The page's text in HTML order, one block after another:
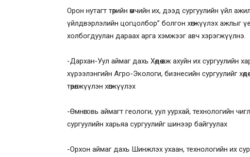
Орон нутагт төрийн өмчийн их, дээд сургуулийн үйл
үйлдвэрлэлийн цогцолбор” болгон хөгжүүлэх ажлыг
холбогдуулан дараах арга хэмжээг авч хэрэгжүүлнэ.
-Дархан-Уул аймаг дахь Хөдөө аж ахуйн их сургуулийн
хүрээлэнгийн Агро-Экологи, бизнесийн сургуулийг
төрөлжүүлэн хөгжүүлэх
-Өмнөговь аймагт геологи, уул уурхай, технологийн
сургуулийн харьяа сургуулийг шинээр байгуулах
-Орхон аймаг дахь Шинжлэх ухаан, технологийн их